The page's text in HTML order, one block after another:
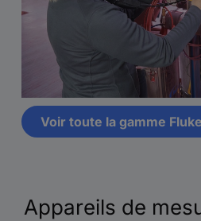
Voir toute la gamme
Appareils de